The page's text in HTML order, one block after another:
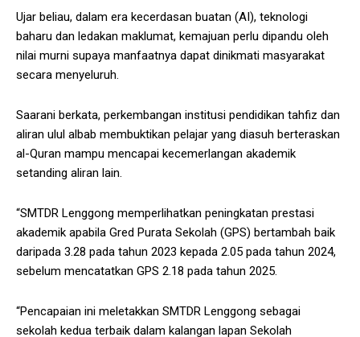
Ujar beliau, dalam era kecerdasan buatan (AI), teknologi
baharu dan ledakan maklumat, kemajuan perlu dipandu oleh
nilai murni supaya manfaatnya dapat dinikmati masyarakat
secara menyeluruh.
Saarani berkata, perkembangan institusi pendidikan tahfiz dan
aliran ulul albab membuktikan pelajar yang diasuh berteraskan
al-Quran mampu mencapai kecemerlangan akademik
setanding aliran lain.
“SMTDR Lenggong memperlihatkan peningkatan prestasi
akademik apabila Gred Purata Sekolah (GPS) bertambah baik
daripada 3.28 pada tahun 2023 kepada 2.05 pada tahun 2024,
sebelum mencatatkan GPS 2.18 pada tahun 2025.
“Pencapaian ini meletakkan SMTDR Lenggong sebagai
sekolah kedua terbaik dalam kalangan lapan Sekolah